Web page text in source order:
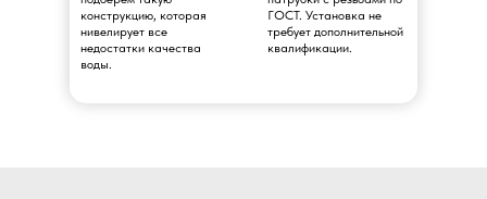
конструкцию, которая
нивелирует все
недостатки качества
воды.
ГОСТ. Установка не
требует дополнительной
квалификации.